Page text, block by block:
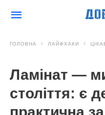
ГОЛОВНА ЛАЙФХАКИ
Ламінат —
століття: є